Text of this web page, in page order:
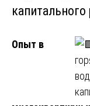
Опыт в